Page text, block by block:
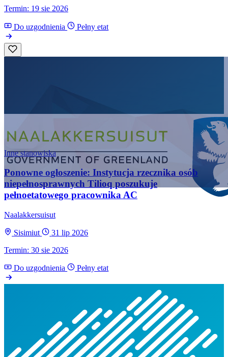
Termin: 19 sie 2026
Do uzgodnienia Pełny etat
Inne stanowiska
Ponowne ogłoszenie: Instytucja rzecznika osób
niepełnosprawnych Tilioq poszukuje
pełnoetatowego pracownika AC
Naalakkersuisut
Sisimiut
31 lip 2026
Termin: 30 sie 2026
Do uzgodnienia Pełny etat